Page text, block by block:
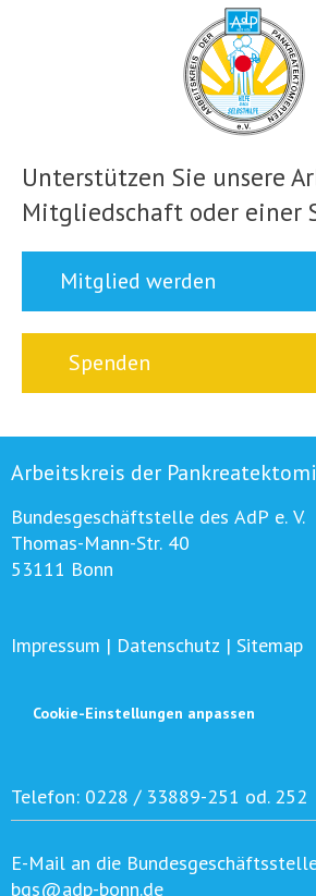
Unterstützen Sie unsere
Mitgliedschaft oder einer
Mitglied werden
Spenden
Arbeitskreis der
Bundesgeschäftstelle des AdP e. V.
Thomas-Mann-Str. 40
53111 Bonn
Impressum | Datenschutz | Sitemap
Cookie-Einstellungen anpassen
Telefon: 0228 / 33889-251 od. 252
E-Mail an die
bgs@adp-bonn.de